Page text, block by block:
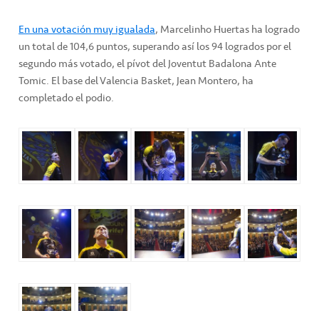
En una votación muy igualada, Marcelinho Huertas ha logrado
un total de 104,6 puntos, superando así los 94 logrados por el
segundo más votado, el pívot del Joventut Badalona Ante
Tomic. El base del Valencia Basket, Jean Montero, ha
completado el podio.